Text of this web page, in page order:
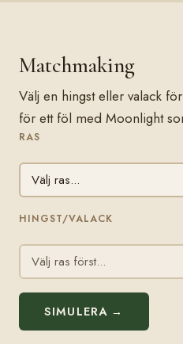
Matchmaking
Välj en hingst eller valack
för ett föl med Moonlight
RAS
HINGST/VALACK
SIMULERA →